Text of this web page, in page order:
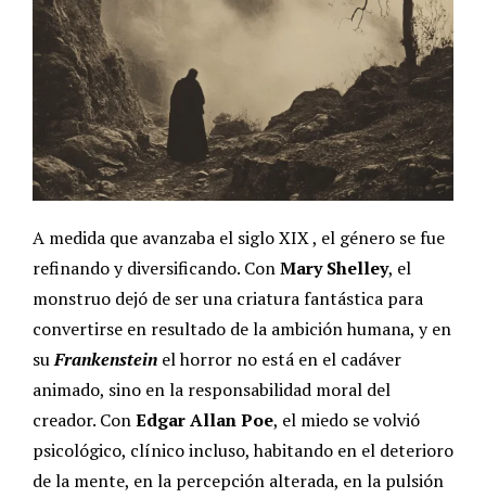
A medida que avanzaba el siglo XIX , el género se fue
refinando y diversificando. ConMary Shelley, el
monstruo dejó de ser una criatura fantástica para
convertirse en resultado de la ambición humana, y en
suFrankenstein el horror no está en el cadáver
animado, sino en la responsabilidad moral del
creador. ConEdgar Allan Poe, el miedo se volvió
psicológico, clínico incluso, habitando en el deterioro
de la mente, en la percepción alterada, en la pulsión